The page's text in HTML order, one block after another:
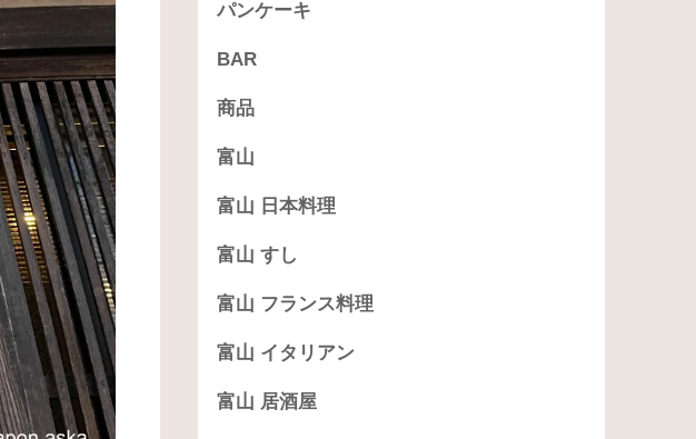
パンケーキ
BAR
商品
富山
富山 日本料理
富山 すし
富山 フランス料理
富山 イタリアン
富山 居酒屋